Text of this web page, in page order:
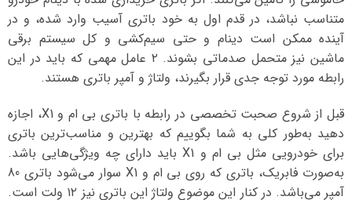
متناسب نباشد، در قدم اول به خود باتری آسیب وارد شده، و در
آینده ممکن است دینام و حتی سیم‌کشی و کل سیستم برقی
ماشین نیز متحمل صدماتی بشوند. ۲ عامل مهمی که باید در این
رابطه مورد توجه جدی قرار بگیرند، ولتاژ و آمپر باتری هستند.
قبل از شروع صحبت تخصصی در رابطه با باتری بی ام و X1، اجازه
دهید به‌طور کلی به شما بگوییم که بهترین و مناسب‌ترین باتری
برای خودرویی مثل بی ام و X1 باید دارای چه ویژگی‌هایی باشد.
به‌صورت فابریک، باتری که روی بی ام و X1 سوار می‌شود باتری 80
آمپر می‌باشد. در کنار این موضوع ولتاژ این باتری نیز ۱۲ ولت است.